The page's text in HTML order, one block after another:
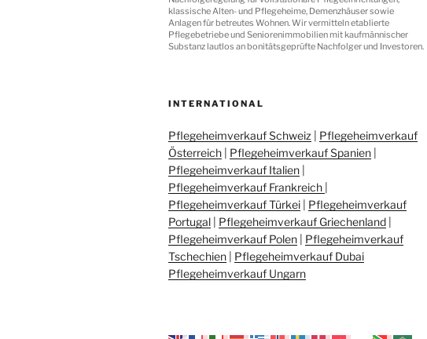
klassische Alten- und Pflegeheime, Demenzhäuser sowie
Anlagen für betreutes Wohnen. Wir vermitteln etablierte
Pflegebetriebe und Seniorenimmobilien mit kaufmännischer
Substanz lautlos an bonitätsgeprüfte Nachfolger und Investoren.
INTERNATIONAL
Pflegeheimverkauf Schweiz
Pflegeheimverkauf
Österreich
Pflegeheimverkauf Spanien
Pflegeheimverkauf Italien
Pflegeheimverkauf Frankreich
Pflegeheimverkauf Türkei
Pflegeheimverkauf
Portugal
Pflegeheimverkauf Griechenland
Pflegeheimverkauf Polen
Pflegeheimverkauf
Tschechien
Pflegeheimverkauf Dubai
Pflegeheimverkauf Ungarn